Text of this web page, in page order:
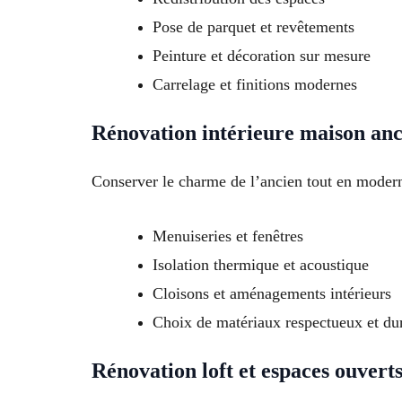
Pose de parquet et revêtements
Peinture et décoration sur mesure
Carrelage et finitions modernes
Rénovation intérieure maison
Conserver le charme de l’ancien tout en
Menuiseries et fenêtres
Isolation thermique et acoustique
Cloisons et aménagements intérieurs
Choix de matériaux respectueux et
Rénovation loft et espaces ouverts